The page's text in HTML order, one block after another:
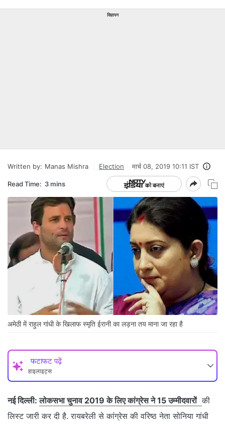
विज्ञापन
Written by: Manas Mishra Election मार्च 08, 2019 10:11 IST
Read Time: 3 mins
अमेठी में राहुल गांधी के खिलाफ स्मृति ईरानी का लड़ना तय माना जा रहा है
फटाफट पढ़ें
हाइलाइट्स
नई दिल्ली: लोकसभा चुनाव 2019 के लिए कांग्रेस ने 15 उम्मीदवारों की
लिस्ट जारी कर दी है. रायबरेली से कांग्रेस की वरिष्ठ नेता सोनिया गांधी